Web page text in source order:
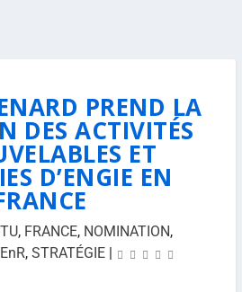
PREND LA
DES ACTIVITÉS
ET
D’ENGIE EN
, FRANCE, NOMINATION,
, STRATÉGIE|